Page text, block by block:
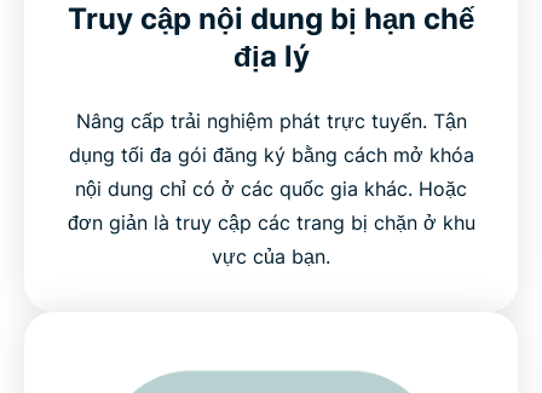
Truy cập nội dung bị hạn chế
địa lý
Nâng cấp trải nghiệm phát trực tuyến. Tận
dụng tối đa gói đăng ký bằng cách mở khóa
nội dung chỉ có ở các quốc gia khác. Hoặc
đơn giản là truy cập các trang bị chặn ở khu
vực của bạn.